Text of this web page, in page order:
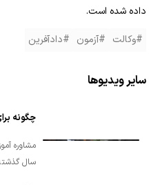
داده شده است.
#وکالت #آزمون #دادآفرین
سایر ویدیوها
چگونه برای
مشاوره
سال